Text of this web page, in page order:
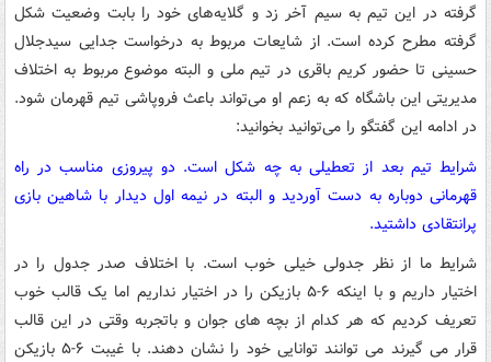
گرفته در این تیم به سیم آخر زد و گلایه‌های خود را بابت وضعیت شکل
گرفته مطرح کرده است. از شایعات مربوط به درخواست جدایی سیدجلال
حسینی تا حضور کریم باقری در تیم ملی و البته موضوع مربوط به اختلاف
مدیریتی این باشگاه که به زعم او می‌تواند باعث فروپاشی تیم قهرمان شود.
در ادامه این گفتگو را می‌توانید بخوانید:
شرایط تیم بعد از تعطیلی به چه شکل است. دو پیروزی مناسب در راه
قهرمانی دوباره به دست آوردید و البته در نیمه اول دیدار با شاهین بازی
پرانتقادی داشتید.
شرایط ما از نظر جدولی خیلی خوب است. با اختلاف صدر جدول را در
اختیار داریم و با اینکه ۶-۵ بازیکن را در اختیار نداریم اما یک قالب خوب
تعریف کردیم که هر کدام از بچه های جوان و باتجربه وقتی در این قالب
قرار می گیرند می توانند توانایی خود را نشان دهند. با غیبت ۶-۵ بازیکن